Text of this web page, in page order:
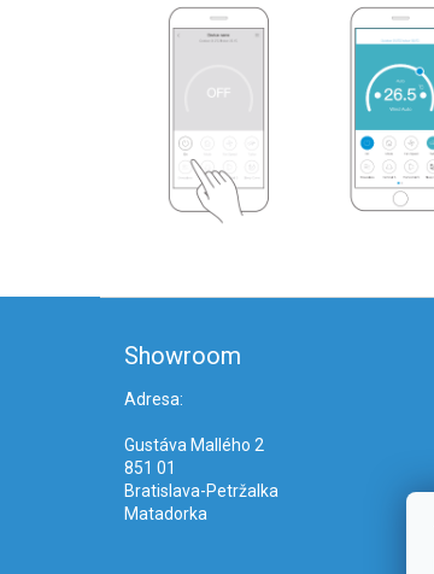
Showroom
Adresa:
Gustáva Mallého 2
851 01
Bratislava-Petržalka
Matadorka